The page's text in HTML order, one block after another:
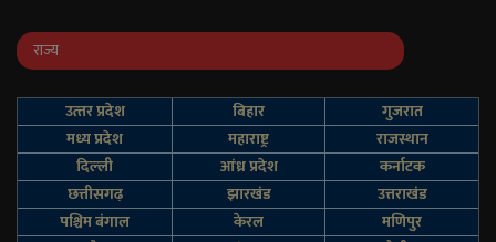
राज्य
उत्‍तर प्रदेश बिहार
गुजरात
मध्य प्रदेश
महाराष्ट्र
राजस्थान
दिल्‍ली
आंध्र प्रदेश
कर्नाटक
छत्तीसगढ़
झारखंड
उत्तराखंड
पश्चिम बंगाल
केरल
मणिपुर